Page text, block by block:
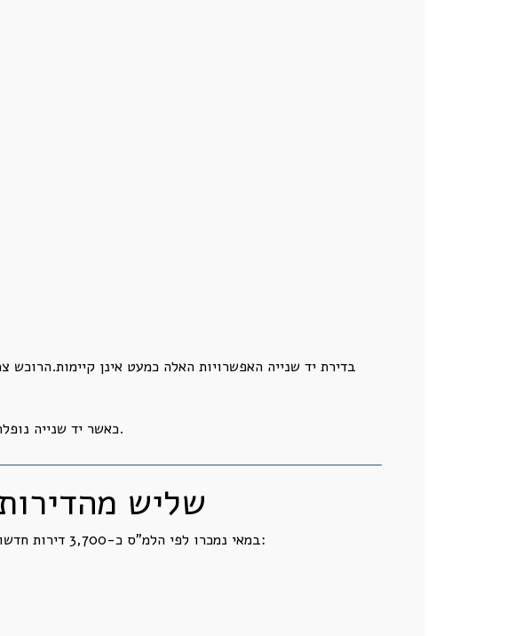
בדירת יד שנייה האפשרויות האלה כמעט אינן
כאשר יד שנייה נופלת ביותר מ-13% בשנה, גם לאחר ניכוי עונתיות, קשה לטעון שהביקוש הטבעי לשוק הדיור חזר.
שליש
במאי נמכרו לפי הלמ"ס כ-3,700 דירות חדשות.מתוכן כ-32.5% נמכרו בסבסוד ממשלתי.במספרים מדובר בכ-1,203 דירות מסובסדות.כלומר: